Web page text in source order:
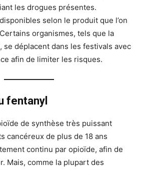
les drogues présentes.
selon le produit que l’on
organismes, tels que la
se déplacent dans les festivals avec
afin de limiter les risques.
fentanyl
de synthèse très puissant
cancéreux de plus de 18 ans
continu par opioïde, afin de
Mais, comme la plupart des